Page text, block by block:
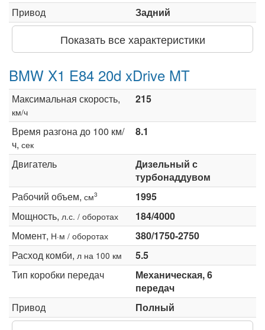
Привод
Задний
Показать все характеристики
BMW X1 E84 20d xDrive MT
Максимальная скорость,
км/ч
215
Время разгона до 100 км/
ч, сек
8.1
Двигатель
Дизельный с
турбонаддувом
Рабочий объем, см3
1995
Мощность, л.с. / оборотах
184/4000
Момент, Н·м / оборотах
380/1750-2750
Расход комби, л на 100 км
5.5
Тип коробки передач
Механическая, 6
передач
Привод
Полный